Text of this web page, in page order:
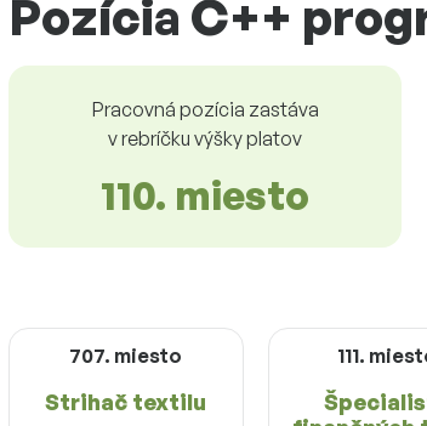
Pozícia C++
Pracovná pozícia zastáva
v rebríčku výšky platov
110. miesto
707. miesto
Strihač textilu
111.